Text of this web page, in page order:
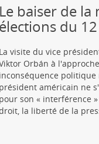
Le baiser de la
élections du
La visite du vice
Orbán à
inconséquence
président américain ne
pour son « interférence
la liberté de la